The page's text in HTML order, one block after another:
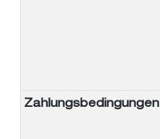
Zahlungsbedingungen